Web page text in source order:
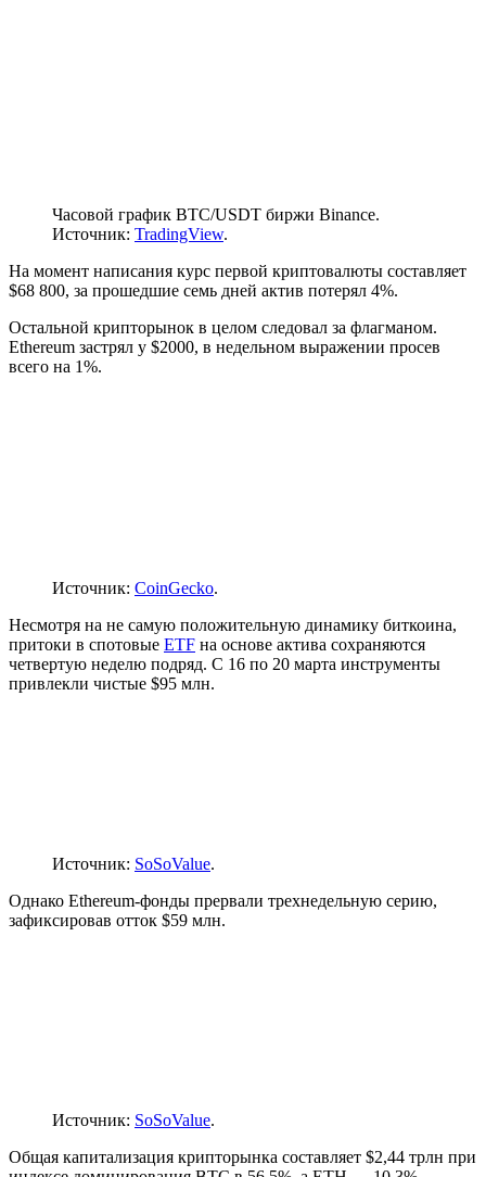
Часовой график BTC/USDT биржи Binance.
Источник: TradingView.
На момент написания курс первой криптовалюты составляет
$68 800, за прошедшие семь дней актив потерял 4%.
Остальной крипторынок в целом следовал за флагманом.
Ethereum застрял у $2000, в недельном выражении просев
всего на 1%.
Источник: CoinGecko.
Несмотря на не самую положительную динамику биткоина,
притоки в спотовые ETF на основе актива сохраняются
четвертую неделю подряд. С 16 по 20 марта инструменты
привлекли чистые $95 млн.
Источник: SoSoValue.
Однако Ethereum-фонды прервали трехнедельную серию,
зафиксировав отток $59 млн.
Источник: SoSoValue.
Общая капитализация крипторынка составляет $2,44 трлн при